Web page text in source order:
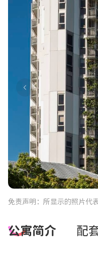
免责声明：所显示的照片代
公寓简介 配